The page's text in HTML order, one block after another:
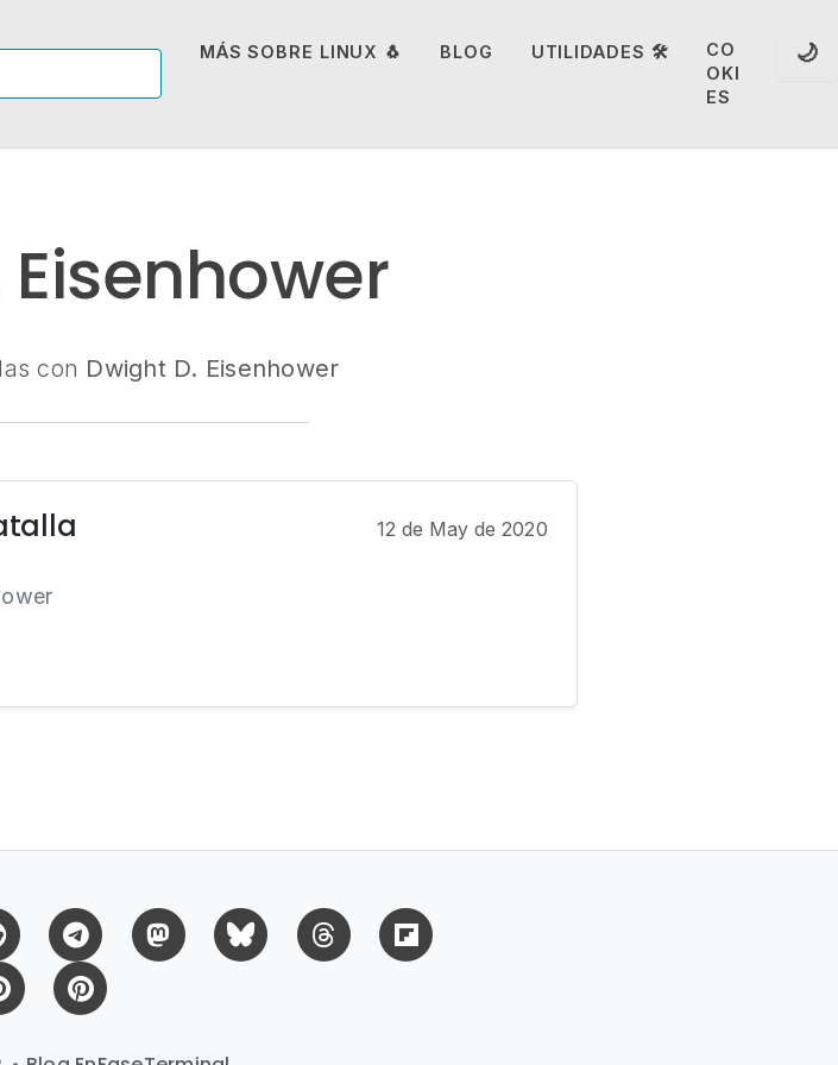
MÁS SOBRE LINUX 🐧 BLOG UTILIDADES 🛠️
CO
OKI
ES
🌙
con Dwight D. Eisenhower
12 de May de 2020
Reddit Telegram MastodonBluesky Threads
Pinterest